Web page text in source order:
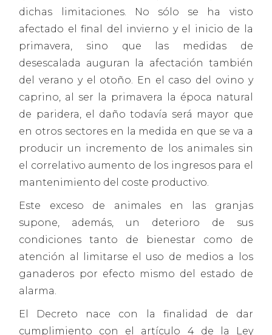
dichas limitaciones. No sólo se ha visto
afectado el final del invierno y el inicio de la
primavera, sino que las medidas de
desescalada auguran la afectación también
del verano y el otoño. En el caso del ovino y
caprino, al ser la primavera la época natural
de paridera, el daño todavía será mayor que
en otros sectores en la medida en que se va a
producir un incremento de los animales sin
el correlativo aumento de los ingresos para el
mantenimiento del coste productivo.
Este exceso de animales en las granjas
supone, además, un deterioro de sus
condiciones tanto de bienestar como de
atención al limitarse el uso de medios a los
ganaderos por efecto mismo del estado de
alarma.
El Decreto nace con la finalidad de dar
cumplimiento con el artículo 4 de la Ley